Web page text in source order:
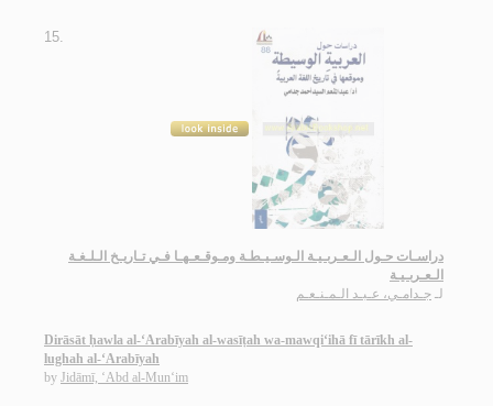
15.
دراسـات حـول الـعـربـيـة الـوسـيـطـة ومـوقـعـهـا فـي تـاريـخ الـلـغـة
الـعـربـيـة
لـ جـدامـي، عـبـد الـمـنـعـم
Dirāsāt ḥawla al-‘Arabīyah al-wasīṭah wa-mawqi‘ihā fī tārīkh al-
lughah al-‘Arabīyah
by Jidāmī, ‘Abd al-Mun‘im